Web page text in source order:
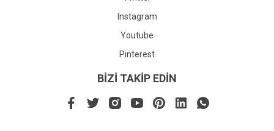
Instagram
Youtube
Pinterest
BİZİ TAKİP EDİN